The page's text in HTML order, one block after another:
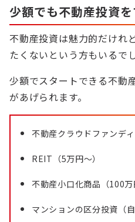
少額でも不動産投資
不動産投資は魅力的だけれ
たくないという方もいるで
少額でスタートできる不動
があげられます。
不動産クラウドファンデ
REIT（5万円～）
不動産小口化商品（100万
マンションの区分投資（